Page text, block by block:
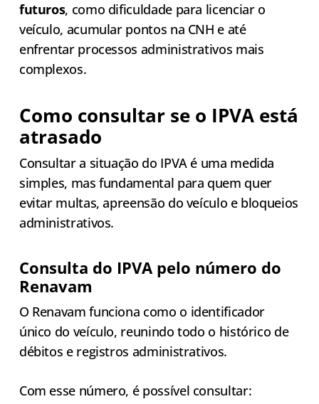
futuros, como dificuldade para licenciar o
veículo, acumular pontos na CNH e até
enfrentar processos administrativos mais
complexos.
Como consultar se o IPVA está
atrasado
Consultar a situação do IPVA é uma medida
simples, mas fundamental para quem quer
evitar multas, apreensão do veículo e bloqueios
administrativos.
Consulta do IPVA pelo número do
Renavam
O Renavam funciona como o identificador
único do veículo, reunindo todo o histórico de
débitos e registros administrativos.
Com esse número, é possível consultar: